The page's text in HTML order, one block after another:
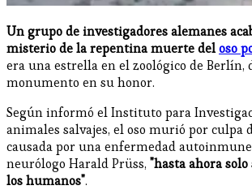
Un grupo de investigadores alemanes
misterio de la repentina muerte deloso
era una estrella en el zoológico de Berlín,
monumento en su honor.
Según informó el Instituto para
animales salvajes, el oso murió por culpa
causada por una enfermedad
neurólogo Harald Prüss, "hasta ahora
los humanos".